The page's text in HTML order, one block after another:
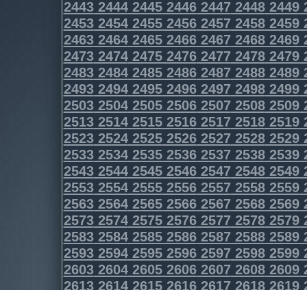
2443244424452446244724482449
2453245424552456245724582459
2463246424652466246724682469
2473247424752476247724782479
2483248424852486248724882489
2493249424952496249724982499
2503250425052506250725082509
2513251425152516251725182519
2523252425252526252725282529
2533253425352536253725382539
2543254425452546254725482549
2553255425552556255725582559
2563256425652566256725682569
2573257425752576257725782579
2583258425852586258725882589
2593259425952596259725982599
2603260426052606260726082609
2613261426152616261726182619